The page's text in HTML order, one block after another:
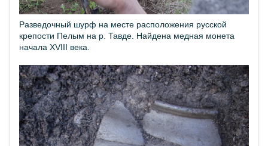
Разведочный шурф на месте расположения русской
крепости Пелым на р. Тавде. Найдена медная монета
начала XVIII века.